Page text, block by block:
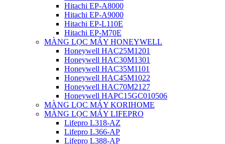
Hitachi EP-A8000
Hitachi EP-A9000
Hitachi EP-L110E
Hitachi EP-M70E
MÀNG LỌC MÁY HONEYWELL
Honeywell HAC25M1201
Honeywell HAC30M1301
Honeywell HAC35M1101
Honeywell HAC45M1022
Honeywell HAC70M2127
Honeywell HAPC15GC010506
MÀNG LỌC MÁY KORIHOME
MÀNG LỌC MÁY LIFEPRO
Lifepro L318-AZ
Lifepro L366-AP
Lifepro L388-AP